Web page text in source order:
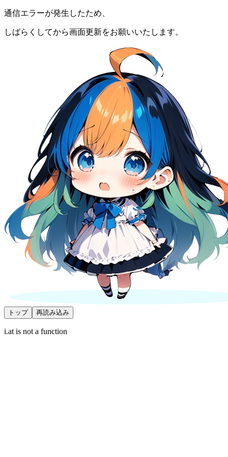
通信エラーが発生したため、
しばらくしてから画面更新をお願いいたします。
トップ 再読み込み
i.at is not a function